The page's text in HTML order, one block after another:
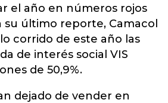
el año en números rojos
su último reporte, Camacol
corrido de este año las
de interés social VIS
de 50,9%.
dejado de vender en